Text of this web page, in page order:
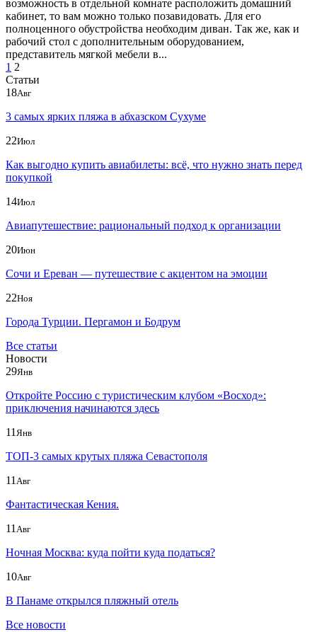
возможность в отдельной комнате расположить домашний
кабинет, то вам можно только позавидовать. Для его
полноценного обустройства необходим диван. Так же, как и
рабочий стол с дополнительным оборудованием,
представитель мягкой мебели в...
1 2
Статьи
18Авг
3 самых ярких пляжа в абхазском Сухуме
22Июл
Как выгодно купить авиабилеты: всё, что нужно знать перед
покупкой
14Июл
Авиапутешествие: рациональный подход к организации
20Июн
Сочи и Ереван — путешествие с акцентом на эмоции
22Ноя
Города Турции. Пергамон и Бодрум
Все статьи
Новости
29Янв
Откройте Россию с туристическим клубом «Восход»:
приключения начинаются здесь
11 Янв
ТОП-3 самых крутых пляжа Севастополя
11 Авг
Фантастическая Кения.
11 Авг
Ночная Москва: куда пойти куда податься?
10Авг
В Панаме открылся пляжный отель
Все новости